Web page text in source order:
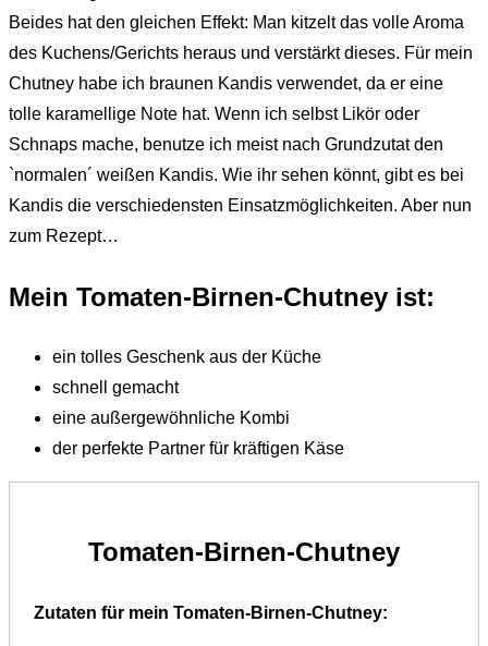
Beides hat den gleichen Effekt: Man kitzelt das volle Aroma
des Kuchens/Gerichts heraus und verstärkt dieses. Für mein
Chutney habe ich braunen Kandis verwendet, da er eine
tolle karamellige Note hat. Wenn ich selbst Likör oder
Schnaps mache, benutze ich meist nach Grundzutat den
`normalen´ weißen Kandis. Wie ihr sehen könnt, gibt es bei
Kandis die verschiedensten Einsatzmöglichkeiten. Aber nun
zum Rezept…
Mein Tomaten-Birnen-Chutney ist:
ein tolles Geschenk aus der Küche
schnell gemacht
eine außergewöhnliche Kombi
der perfekte Partner für kräftigen Käse
Tomaten-Birnen-Chutney
Zutaten für mein Tomaten-Birnen-Chutney: